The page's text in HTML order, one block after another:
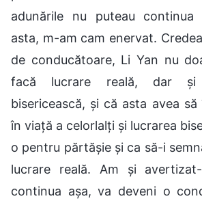
adunările nu puteau continua
asta, m-am cam enervat.
de conducătoare, Li Yan nu
facă lucrare reală, dar și
bisericească, și că asta avea
în viață a celorlalți și lucrarea
o pentru părtășie și ca să-i
lucrare reală. Am și
continua așa, va deveni o